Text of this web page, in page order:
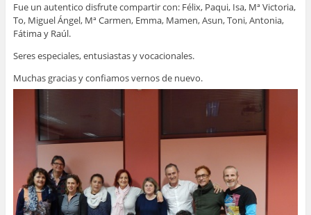
Fue un autentico disfrute compartir con: Félix, Paqui, Isa, Mª Victoria,
To, Miguel Ángel, Mª Carmen, Emma, Mamen, Asun, Toni, Antonia,
Fátima y Raúl.
Seres especiales, entusiastas y vocacionales.
Muchas gracias y confiamos vernos de nuevo.